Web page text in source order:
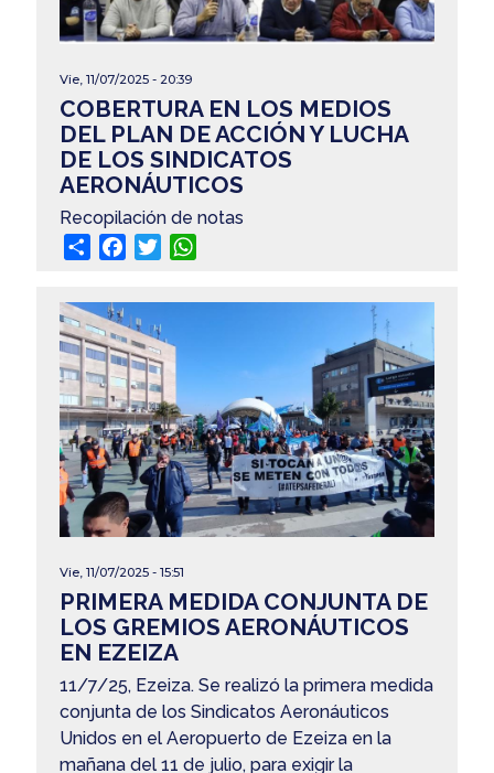
Vie, 11/07/2025 - 20:39
COBERTURA EN LOS MEDIOS
DEL PLAN DE ACCIÓN Y LUCHA
DE LOS SINDICATOS
AERONÁUTICOS
Recopilación de notas
Share Facebook
Twitter
Vie, 11/07/2025 - 15:51
PRIMERA MEDIDA CONJUNTA DE
LOS GREMIOS AERONÁUTICOS
EN EZEIZA
11/7/25, Ezeiza. Se realizó la primera medida
conjunta de los Sindicatos Aeronáuticos
Unidos en el Aeropuerto de Ezeiza en la
mañana del 11 de julio, para exigir la